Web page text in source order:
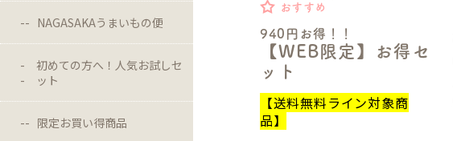
NAGASAKAうまいもの便
初めての方へ！人気お試しセ
ット
限定お買い得商品
940円お得！！
【WEB限定】お得セ
ット
おすすめ
【送料無料ライン対象商
品】